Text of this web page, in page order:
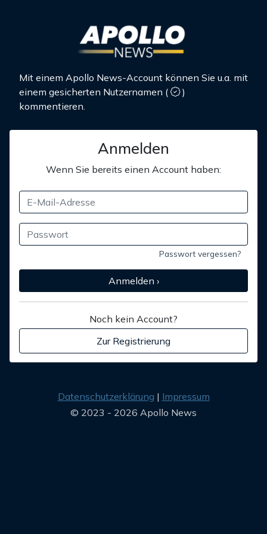
Mit einem Apollo News-Account können Sie u.a. mit
einem gesicherten Nutzernamen (
)
kommentieren.
Anmelden
Wenn Sie bereits einen Account haben:
Passwort vergessen?
Anmelden ›
Noch kein Account?
Zur Registrierung
Datenschutzerklärung
Impressum
© 2023 - 2026 Apollo News